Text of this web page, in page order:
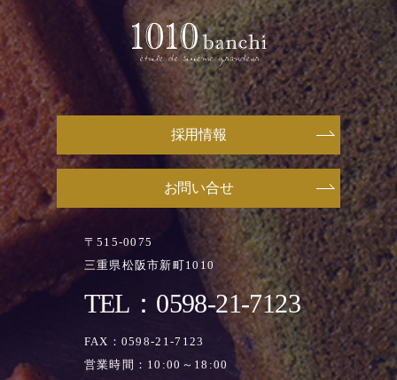
〒515-0075
三重県松阪市新町1010
TEL：0598-21-7123
FAX：0598-21-7123
営業時間：10:00～18:00
お問い合せ
採用情報